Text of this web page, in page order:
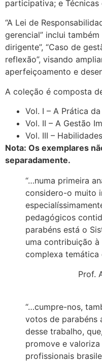
participativa; e Técnicas
“A Lei de
gerencial” inclui
dirigente”, “Caso de
reflexão”, visando
aperfeiçoamento e
A coleção é composta
Vol. I – A Prática
Vol. II – A Gestão
Vol. III –
Nota: Os exemplares
separadamente.
“…numa primeira
considero-o muito
pedagógicos
parabéns está o
uma contribuição
complexa temática
Prof.
“…cumpre-nos,
votos de parabéns
desse trabalho,
promove e
profissionais